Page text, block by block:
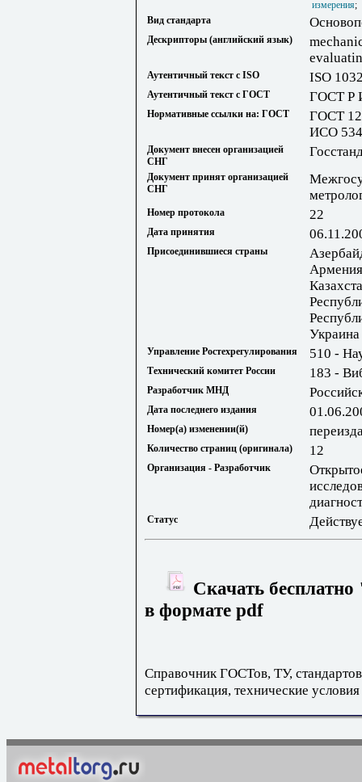
измерения
Вид стандарта
Дескрипторы (английский язык)
Аутентичный текст с ISO ISO
Аутентичный текст с ГОСТ ГОСТ Р
Нормативные ссылки на: ГОСТ
ГОСТ
ИСО
Документ внесен организацией
СНГ
Документ принят организацией
СНГ
Номер протокола 22
Дата принятия
Присоединившиеся страны
Украина
Управление Ростехрегулирования 510 -
Технический комитет России 183 -
Разработчик МНД
Дата последнего издания
Номер(а) изменении(й)
Количество страниц (оригинала) 12
Организация - Разработчик
Статус
Скачать
в формате pdf
Справочник ГОСТов, ТУ,
сертификация, технические условия